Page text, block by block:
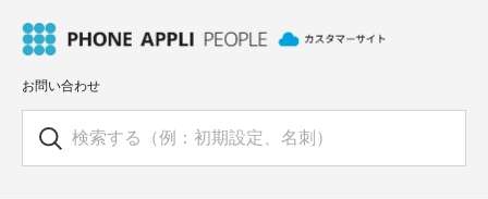
お問い合わせ